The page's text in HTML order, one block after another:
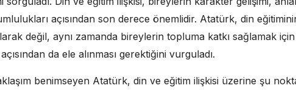
açısından son derece önemlidir. Atatürk, din
değil, aynı zamanda bireylerin topluma katkı sağlamak
da ele alınması gerektiğini vurguladı.
benimseyen Atatürk, din ve eğitim ilişkisi üzerine şu